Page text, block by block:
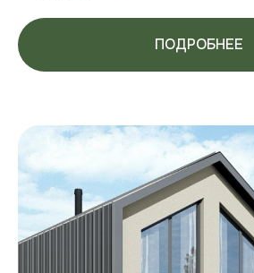
ПОДРОБНЕЕ